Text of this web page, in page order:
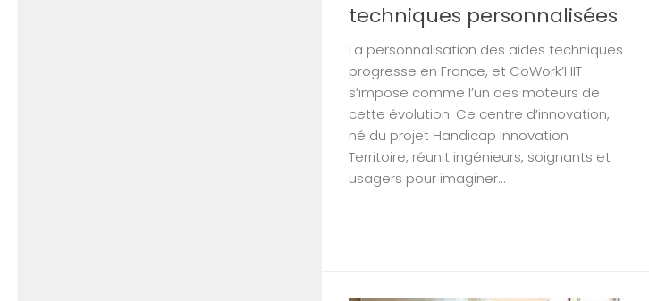
techniques personnalisées
La personnalisation des aides techniques
progresse en France, et CoWork’HIT
s’impose comme l’un des moteurs de
cette évolution. Ce centre d’innovation,
né du projet Handicap Innovation
Territoire, réunit ingénieurs, soignants et
usagers pour imaginer...